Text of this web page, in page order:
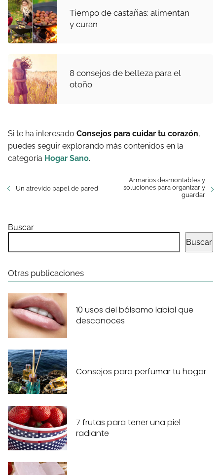
Tiempo de castañas: alimentan
y curan
8 consejos de belleza para el
otoño
Si te ha interesado Consejos para cuidar tu corazón,
puedes seguir explorando más contenidos en la
categoría Hogar Sano.
Un atrevido papel de pared
Armarios desmontables y
soluciones para organizar y
guardar
Buscar
Buscar
Otras publicaciones
10 usos del bálsamo labial que
desconoces
Consejos para perfumar tu hogar
7 frutas para tener una piel
radiante